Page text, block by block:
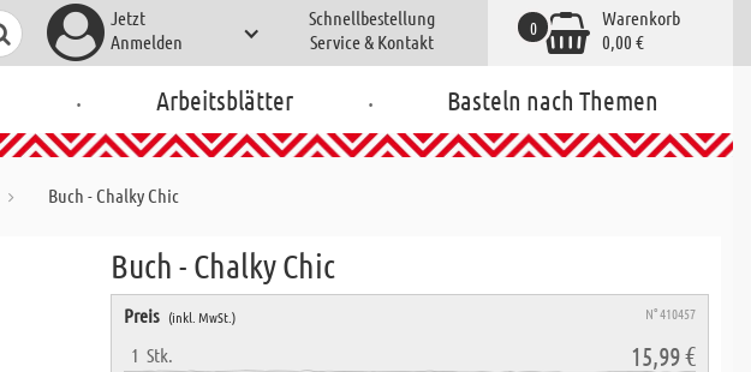
Jetzt
Anmelden
Schnellbestellung
Service & Kontakt
Warenkorb
0,00 €
0
. Arbeitsblätter . Basteln nach Themen
Buch - Chalky Chic
Buch - Chalky Chic
Preis (inkl. MwSt.) N° 410457
1Stk. 15,99 €